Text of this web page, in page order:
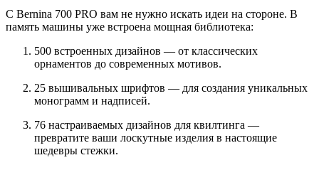
С Bernina 700 PRO вам не нужно искать идеи на стороне. В
память машины уже встроена мощная библиотека:
500 встроенных дизайнов — от классических
орнаментов до современных мотивов.
25 вышивальных шрифтов — для создания уникальных
монограмм и надписей.
76 настраиваемых дизайнов для квилтинга —
превратите ваши лоскутные изделия в настоящие
шедевры стежки.